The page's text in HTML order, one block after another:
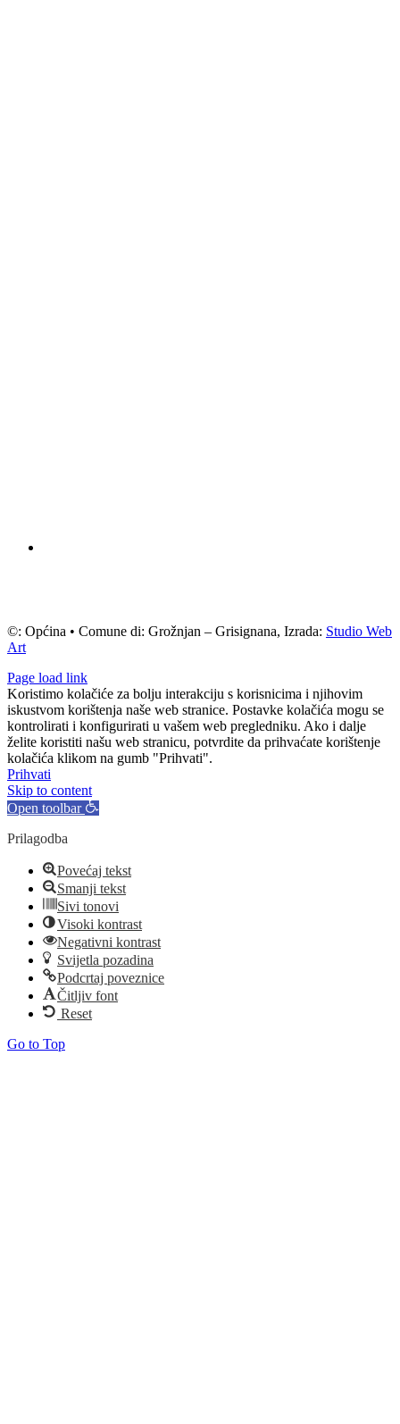
©: Općina • Comune di: Grožnjan – Grisignana, Izrada: Studio Web
Art
Page load link
Koristimo kolačiće za bolju interakciju s korisnicima i njihovim
iskustvom korištenja naše web stranice. Postavke kolačića mogu se
kontrolirati i konfigurirati u vašem web pregledniku. Ako i dalje
želite koristiti našu web stranicu, potvrdite da prihvaćate korištenje
kolačića klikom na gumb "Prihvati".
Prihvati
Skip to content
Open toolbar
Prilagodba
Povećaj tekst
Smanji tekst
Sivi tonovi
Visoki kontrast
Negativni kontrast
Svijetla pozadina
Podcrtaj poveznice
Čitljiv font
Reset
Go to Top